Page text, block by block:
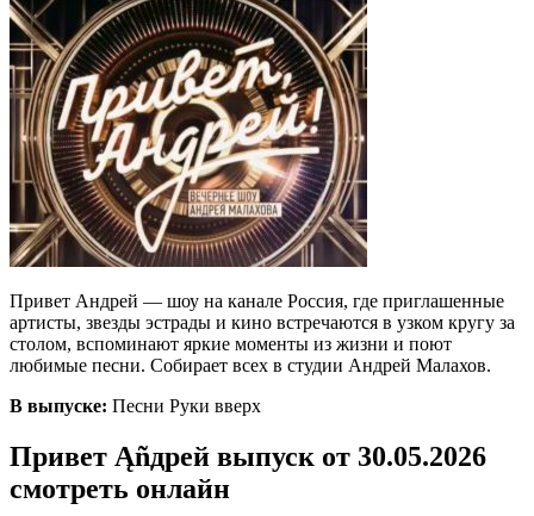
Привет Андрей — шоу на канале Россия, где приглашенные
артисты, звезды эстрады и кино встречаются в узком кругу за
столом, вспоминают яркие моменты из жизни и поют
любимые песни. Собирает всех в студии Андрей Малахов.
В выпуске: Песни Руки вверх
Привет Ąñдpей выпуск от 30.05.2026
смотреть онлайн